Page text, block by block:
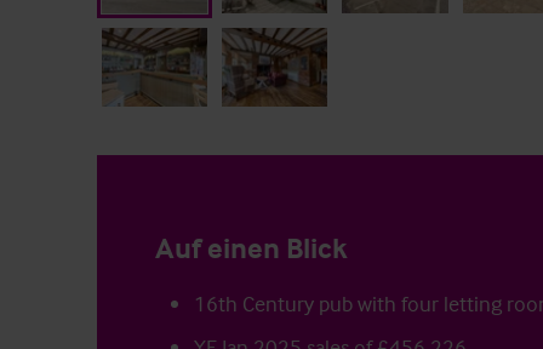
Auf einen Blick
16th Century pub with four letting